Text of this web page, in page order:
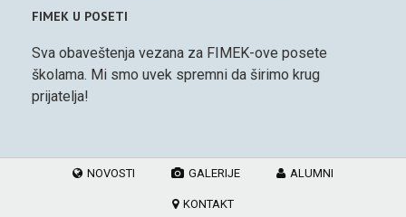
FIMEK U POSETI
Sva obaveštenja vezana za FIMEK-ove posete
školama. Mi smo uvek spremni da širimo krug
prijatelja!
NOVOSTI GALERIJE ALUMNI
KONTAKT